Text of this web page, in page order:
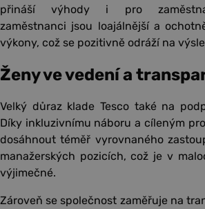
přináší výhody i pro
zaměstnanci jsou loajálnější a
výkony, což se pozitivně odráží na
Ženy ve vedení a
Velký důraz klade Tesco také na
Díky inkluzivnímu náboru a cíleným
dosáhnout téměř vyrovnaného
manažerských pozicích, což je v
výjimečné.
Zároveň se společnost zaměřuje na